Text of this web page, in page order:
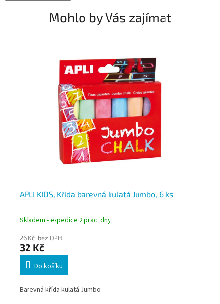
Mohlo by Vás zajímat
APLI KIDS, Křída barevná kulatá Jumbo, 6 ks
Skladem - expedice 2 prac. dny
26 Kč bez DPH
32 Kč
Do košíku
Barevná křída kulatá Jumbo